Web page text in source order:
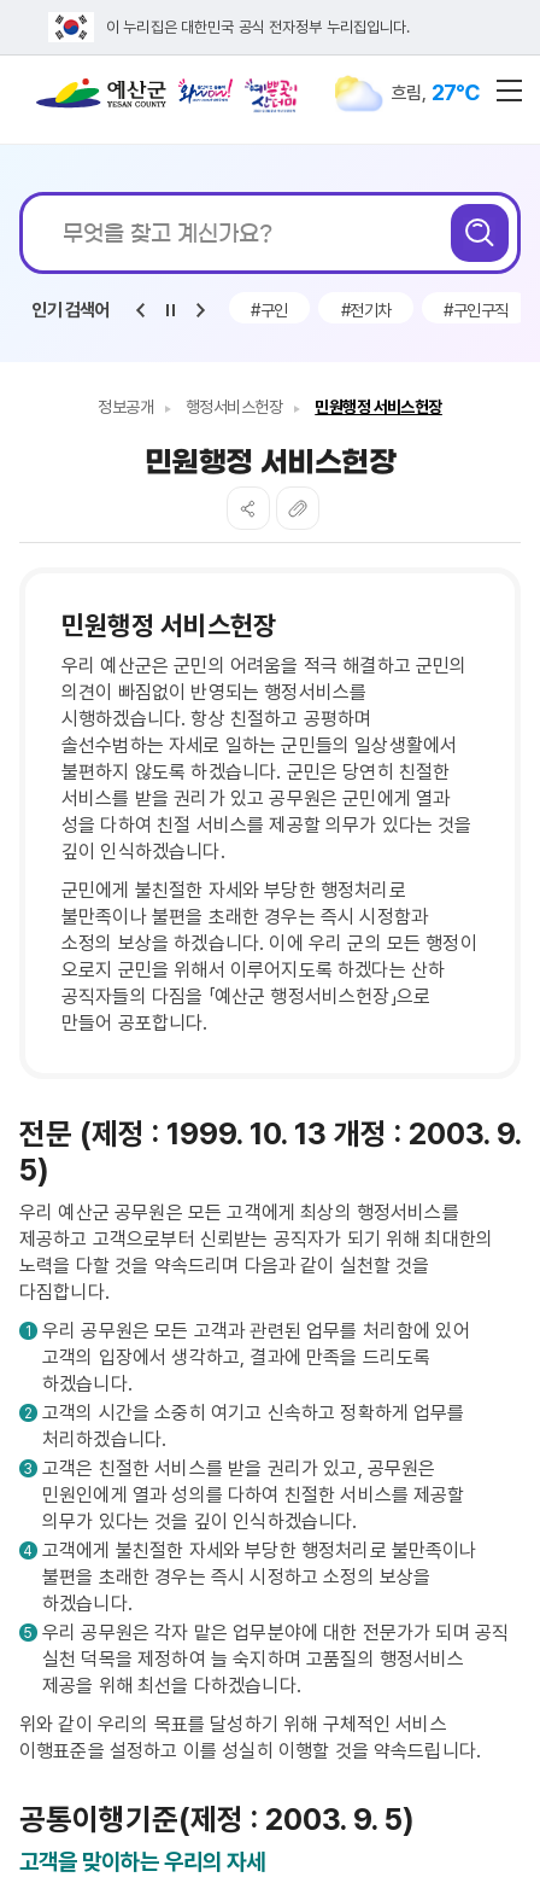
이 누리집은 대한민국 공식 전자정부 누리집입니다.
흐림, 27℃
통합검색
찾고
계신가요?
검
인기 검색어
기차보조금 #인사발령 #구인 #전기차 #구인구직
정보공개 행정서비스헌장 민원행정 서비스헌장
민원행정 서비스헌장
민원행정 서비스헌장
우리 예산군은 군민의 어려움을 적극 해결하고 군민의
의견이 빠짐없이 반영되는 행정서비스를
시행하겠습니다. 항상 친절하고 공평하며
솔선수범하는 자세로 일하는 군민들의 일상생활에서
불편하지 않도록 하겠습니다. 군민은 당연히 친절한
서비스를 받을 권리가 있고 공무원은 군민에게 열과
성을 다하여 친절 서비스를 제공할 의무가 있다는 것을
깊이 인식하겠습니다.
군민에게 불친절한 자세와 부당한 행정처리로
불만족이나 불편을 초래한 경우는 즉시 시정함과
소정의 보상을 하겠습니다. 이에 우리 군의 모든 행정이
오로지 군민을 위해서 이루어지도록 하겠다는 산하
공직자들의 다짐을 「예산군 행정서비스헌장」으로
만들어 공포합니다.
전문 (제정 : 1999. 10. 13 개정 : 2003. 9.
5)
우리 예산군 공무원은 모든 고객에게 최상의 행정서비스를
제공하고 고객으로부터 신뢰받는 공직자가 되기 위해 최대한의
노력을 다할 것을 약속드리며 다음과 같이 실천할 것을
다짐합니다.
1
우리 공무원은 모든 고객과 관련된 업무를 처리함에 있어
고객의 입장에서 생각하고, 결과에 만족을 드리도록
하겠습니다.
2
고객의 시간을 소중히 여기고 신속하고 정확하게 업무를
처리하겠습니다.
3
고객은 친절한 서비스를 받을 권리가 있고, 공무원은
민원인에게 열과 성의를 다하여 친절한 서비스를 제공할
의무가 있다는 것을 깊이 인식하겠습니다.
4
고객에게 불친절한 자세와 부당한 행정처리로 불만족이나
불편을 초래한 경우는 즉시 시정하고 소정의 보상을
하겠습니다.
5
우리 공무원은 각자 맡은 업무분야에 대한 전문가가 되며 공직
실천 덕목을 제정하여 늘 숙지하며 고품질의 행정서비스
제공을 위해 최선을 다하겠습니다.
위와 같이 우리의 목표를 달성하기 위해 구체적인 서비스
이행표준을 설정하고 이를 성실히 이행할 것을 약속드립니다.
공통이행기준(제정 : 2003. 9. 5)
고객을 맞이하는 우리의 자세